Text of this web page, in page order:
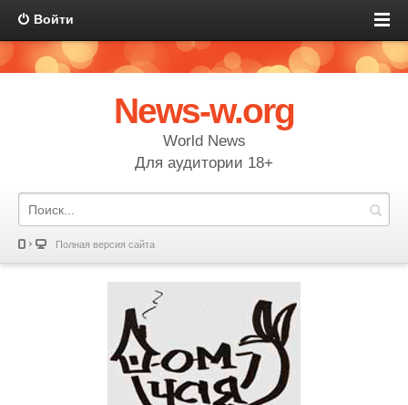
Войти
News-w.org
World News
Для аудитории 18+
Полная версия сайта